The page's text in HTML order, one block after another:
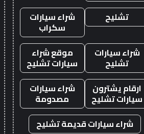
تشليح شراء سيارات
سكراب
شراء سيارات
تشليح
موقع شراء
سيارات تشليح
ارقام يشترون
سيارات تشليح
شراء سيارات
مصدومة
شراء سيارات قديمة تشليح